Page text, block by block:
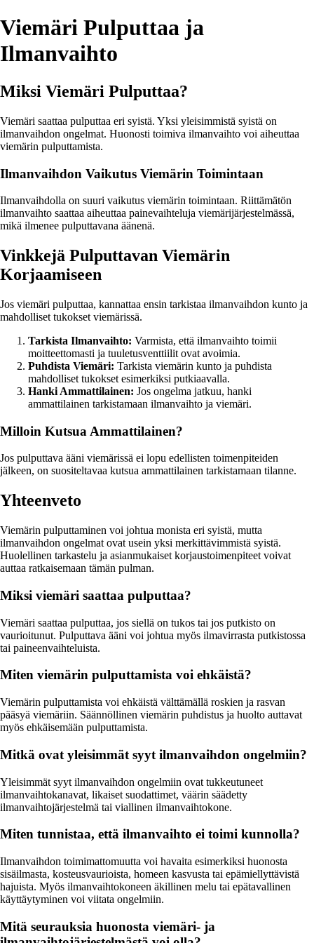
Viemäri Pulputtaa ja
Ilmanvaihto
Miksi Viemäri Pulputtaa?
Viemäri saattaa pulputtaa eri syistä. Yksi yleisimmistä syistä on
ilmanvaihdon ongelmat. Huonosti toimiva ilmanvaihto voi aiheuttaa
viemärin pulputtamista.
Ilmanvaihdon Vaikutus Viemärin Toimintaan
Ilmanvaihdolla on suuri vaikutus viemärin toimintaan. Riittämätön
ilmanvaihto saattaa aiheuttaa painevaihteluja viemärijärjestelmässä,
mikä ilmenee pulputtavana äänenä.
Vinkkejä Pulputtavan Viemärin
Korjaamiseen
Jos viemäri pulputtaa, kannattaa ensin tarkistaa ilmanvaihdon kunto ja
mahdolliset tukokset viemärissä.
Tarkista Ilmanvaihto: Varmista, että ilmanvaihto toimii
moitteettomasti ja tuuletusventtiilit ovat avoimia.
Puhdista Viemäri: Tarkista viemärin kunto ja puhdista
mahdolliset tukokset esimerkiksi putkiaavalla.
Hanki Ammattilainen: Jos ongelma jatkuu, hanki
ammattilainen tarkistamaan ilmanvaihto ja viemäri.
Milloin Kutsua Ammattilainen?
Jos pulputtava ääni viemärissä ei lopu edellisten toimenpiteiden
jälkeen, on suositeltavaa kutsua ammattilainen tarkistamaan tilanne.
Yhteenveto
Viemärin pulputtaminen voi johtua monista eri syistä, mutta
ilmanvaihdon ongelmat ovat usein yksi merkittävimmistä syistä.
Huolellinen tarkastelu ja asianmukaiset korjaustoimenpiteet voivat
auttaa ratkaisemaan tämän pulman.
Miksi viemäri saattaa pulputtaa?
Viemäri saattaa pulputtaa, jos siellä on tukos tai jos putkisto on
vaurioitunut. Pulputtava ääni voi johtua myös ilmavirrasta putkistossa
tai paineenvaihteluista.
Miten viemärin pulputtamista voi ehkäistä?
Viemärin pulputtamista voi ehkäistä välttämällä roskien ja rasvan
pääsyä viemäriin. Säännöllinen viemärin puhdistus ja huolto auttavat
myös ehkäisemään pulputtamista.
Mitkä ovat yleisimmät syyt ilmanvaihdon ongelmiin?
Yleisimmät syyt ilmanvaihdon ongelmiin ovat tukkeutuneet
ilmanvaihtokanavat, likaiset suodattimet, väärin säädetty
ilmanvaihtojärjestelmä tai viallinen ilmanvaihtokone.
Miten tunnistaa, että ilmanvaihto ei toimi kunnolla?
Ilmanvaihdon toimimattomuutta voi havaita esimerkiksi huonosta
sisäilmasta, kosteusvaurioista, homeen kasvusta tai epämiellyttävistä
hajuista. Myös ilmanvaihtokoneen äkillinen melu tai epätavallinen
käyttäytyminen voi viitata ongelmiin.
Mitä seurauksia huonosta viemäri- ja